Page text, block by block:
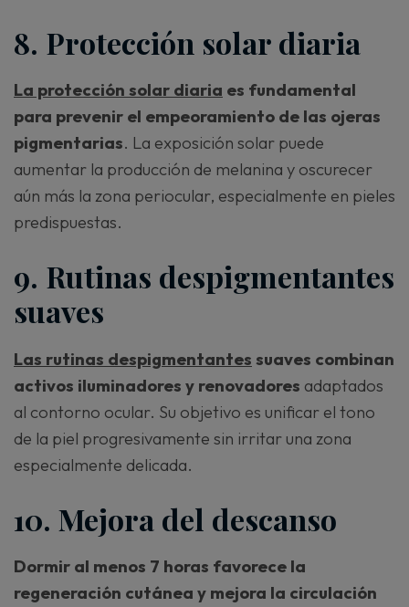
8. Protección solar diaria
La protección solar diaria es fundamental
para prevenir el empeoramiento de las ojeras
pigmentarias. La exposición solar puede
aumentar la producción de melanina y oscurecer
aún más la zona periocular, especialmente en pieles
predispuestas.
9. Rutinas despigmentantes
suaves
Las rutinas despigmentantes suaves combinan
activos iluminadores y renovadores adaptados
al contorno ocular. Su objetivo es unificar el tono
de la piel progresivamente sin irritar una zona
especialmente delicada.
10. Mejora del descanso
Dormir al menos 7 horas favorece la
regeneración cutánea y mejora la circulación